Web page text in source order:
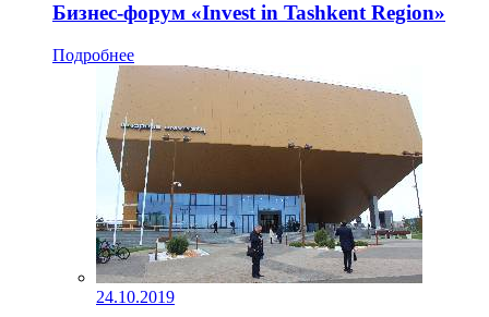
Бизнес-форум «Invest in Tashkent Region»
Подробнее
24.10.2019